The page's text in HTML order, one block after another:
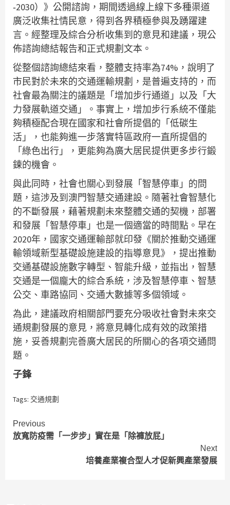
‐2030）》公開諮詢，期間透過線上線下多種渠道
廣泛收集社情民意，得到各界積極參與及踴躍建
言。經整理及綜合分析收集到的意見和建議，現公
佈諮詢總結報告和正式規劃文本。
從整個諮詢總結來看，整體支持率為74%，說明了
市民對於未來的交通運輸規劃，是普遍支持的，而
社會最為關注的議題是「增加步行通道」以及「大
力發展軌道交通」。事實上，增加步行系統不僅能
夠積極配合現在國家和社會所提倡的「低碳生
活」，也能夠進一步落實特區政府一直所提倡的
「綠色出行」，更能夠為廣大居民提供更多步行鍛
鍊的機會。
與此同時，社會也關心到發展「智慧停車」的問
題，這涉及到澳門智慧交通建設。隨著社會智慧化
的不斷發展，藉著規劃未來整體交通的契機，部署
和發展「智慧停車」也是一個適當的時間點。早在
2020年，國家交通運輸部就印發《關於推動交通運
輸領域新型基礎設施建設的指導意見》，提出推動
交通基礎設施數字轉型、智能升級，並指出，智慧
交通是一個龐大的綜合系統，涉及智慧停車、智慧
公交、車路協同、交通大數據等多個領域。
為此，建議政府相關部門要充分吸收社會對未來交
通規劃發展的意見，將意見轉化成有效的政策措
施，妥善規劃完善廣大居民的所關心的各項交通問
題。
子鋒
Tags: 交通規劃
Continue
Reading
Previous
放寬防疫需「一步步」實在是「除褲放屁」
Next
培養產業複合型人才促新興產業發展